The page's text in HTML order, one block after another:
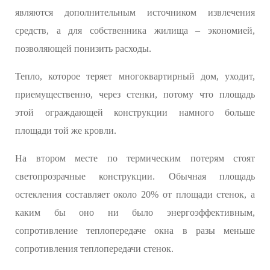
являются дополнительным источником извлечения
средств, а для собственника жилища – экономией,
позволяющей понизить расходы.
Тепло, которое теряет многоквартирный дом, уходит,
приемущественно, через стенки, потому что площадь
этой ограждающей конструкции намного больше
площади той же кровли.
На втором месте по термическим потерям стоят
светопрозрачные конструкции. Обычная площадь
остекления составляет около 20% от площади стенок, а
каким бы оно ни было энергоэффективным,
сопротивление теплопередаче окна в разы меньше
сопротивления теплопередачи стенок.